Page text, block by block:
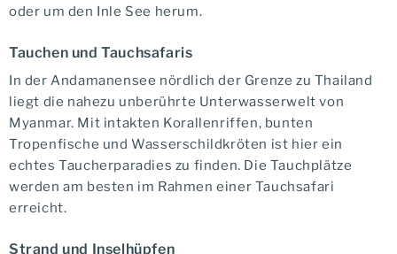
oder um den Inle See herum.
Tauchen und Tauchsafaris
In der Andamanensee nördlich der Grenze zu Thailand
liegt die nahezu unberührte Unterwasserwelt von
Myanmar. Mit intakten Korallenriffen, bunten
Tropenfische und Wasserschildkröten ist hier ein
echtes Taucherparadies zu finden. Die Tauchplätze
werden am besten im Rahmen einer Tauchsafari
erreicht.
Strand und Inselhüpfen